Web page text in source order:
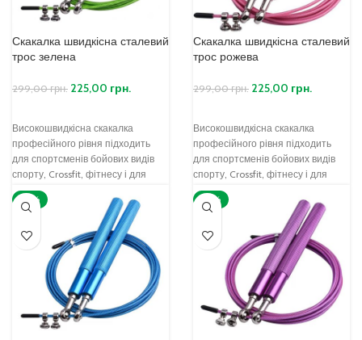
Скакалка швидкісна сталевий
трос зелена
299,00грн. 225,00 грн.
Високошвидкісна скакалка
професійного рівня підходить
для спортсменів бойових видів
спорту, Crossfit, фітнесу і для
якісних тренувань зі скакалкою, а
також
Скакалка швидкісна сталевий
трос рожева
299,00грн. 225,00 грн.
Високошвидкісна скакалка
професійного рівня підходить
для спортсменів бойових видів
спорту, Crossfit, фітнесу і для
якісних тренувань зі скакалкою, а
також
-25% -25%